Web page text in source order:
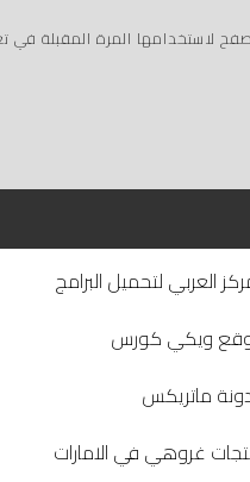
لاستخدامها المرة المقبلة في
العربي لتحميل البرامج
ويكي كورس
ماتريكس
غروهي في الامارات